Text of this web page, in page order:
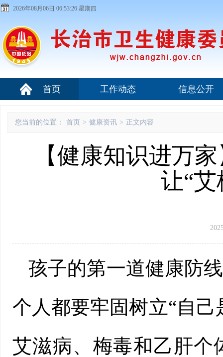
2026年08月06日 06:53:27 星期四
首页 工作动态 信息公开
您当前的位置： 首页 > 健康资讯 > 正文内容
【健康知识进万
让“
孩子的第一道健康防
个人都要牢固树立“自
艾滋病、梅毒和乙肝个